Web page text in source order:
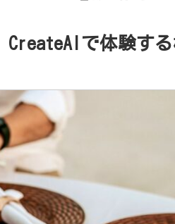
で体験す